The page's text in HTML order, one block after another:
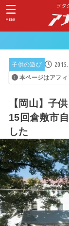
ヲタ
MENU
子供の遊び
本ページはアフィ
【岡山】子
15回倉敷市
した